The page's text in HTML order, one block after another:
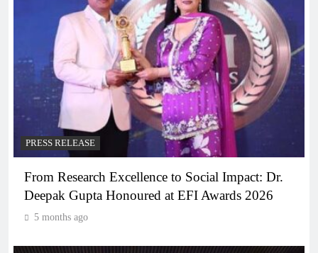
PRESS RELEASE
From Research Excellence to Social Impact: Dr.
Deepak Gupta Honoured at EFI Awards 2026
5 months ago